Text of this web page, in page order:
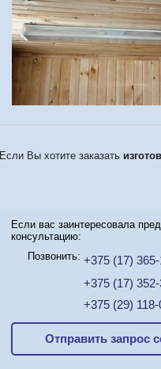
Если Вы хотите заказать
Если вас заинтересовала
консультацию:
Позвонить: +375 (17)
+375 (17) 352-
+375 (29)
Отправить запрос